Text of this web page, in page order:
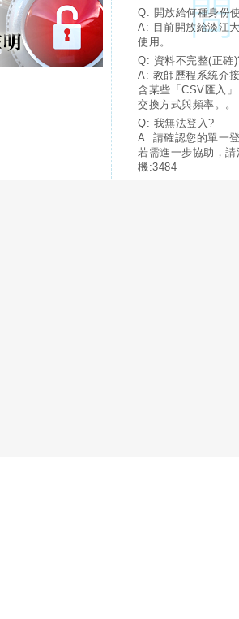
Q: 開放給何種身份
A: 目前開放給淡江
使用。
Q: 資料不完整(正確
A: 教師歷程系統介
含某些「CSV匯入
交換方式與頻率。。
Q: 我無法登入?
A: 請確認您的單一
若需進一步協助，
機:3484